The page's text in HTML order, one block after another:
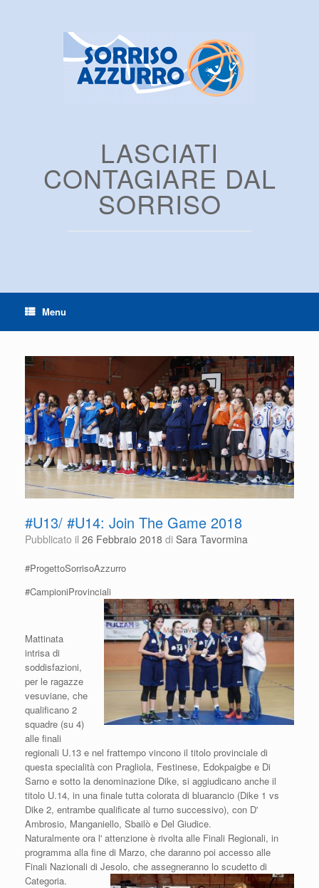
LASCIATI
CONTAGIARE DAL
SORRISO
Menu
#U13/ #U14: Join The Game 2018
Pubblicato il 26 Febbraio 2018 di Sara Tavormina
#ProgettoSorrisoAzzurro
#CampioniProvinciali
Mattinata
intrisa di
soddisfazioni,
per le ragazze
vesuviane, che
qualificano 2
squadre (su 4)
alle finali
regionali U.13 e nel frattempo vincono il titolo provinciale di
questa specialità con Pragliola, Festinese, Edokpaigbe e Di
Sarno e sotto la denominazione Dike, si aggiudicano anche il
titolo U.14, in una finale tutta colorata di bluarancio (Dike 1 vs
Dike 2, entrambe qualificate al turno successivo), con D'
Ambrosio, Manganiello, Sbailò e Del Giudice.
Naturalmente ora l' attenzione è rivolta alle Finali Regionali, in
programma alla fine di Marzo, che daranno poi accesso alle
Finali Nazionali di Jesolo, che assegneranno lo scudetto di
Categoria.